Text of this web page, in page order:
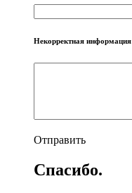
Некорректная информация
Отправить
Спасибо.